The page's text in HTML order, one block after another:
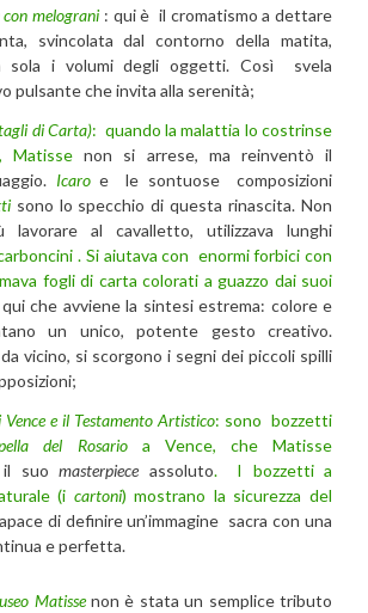
melograni : qui è il cromatismo a dettare
svincolata dal contorno della matita,
sola i volumi degli oggetti. Così svela
pulsante che invita alla serenità;
di Carta): quando la malattia lo costrinse
Matisse non si arrese, ma reinventò il
Icaroe le sontuose composizioni
sono lo specchio di questa rinascita. Non
lavorare al cavalletto, utilizzava lunghi
. Si aiutava con enormi forbici con
fogli di carta colorati a guazzo dai suoi
qui che avviene la sintesi estrema: colore e
un unico, potente gesto creativo.
vicino, si scorgono i segni dei piccoli spilli
Vence e il Testamento Artistico: sono bozzetti
del Rosarioa Vence, che Matisse
il suomasterpiece assoluto. I bozzetti a
(i cartoni) mostrano la sicurezza del
di definire un’immagine sacra con una
e perfetta.
Matissenon è stata un semplice tributo